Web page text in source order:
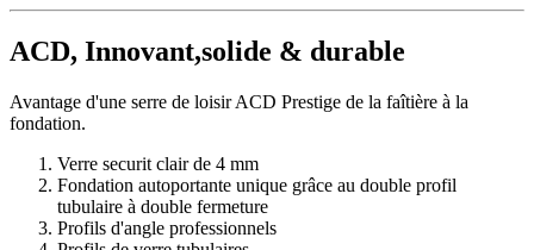
ACD, Innovant,solide & durable
Avantage d'une serre de loisir ACD Prestige de la faîtière à la
fondation.
Verre securit clair de 4 mm
Fondation autoportante unique grâce au double profil
tubulaire à double fermeture
Profils d'angle professionnels